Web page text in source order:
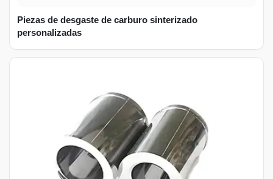
Piezas de desgaste de carburo sinterizado
personalizadas